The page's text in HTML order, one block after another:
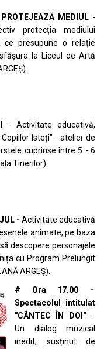
MEDIUL -
protecția mediului
ce presupune o relație
la Liceul de Artă
- Activitate educativă,
Isteți" - atelier de
cuprinse între 5 - 6
Tinerilor).
- Activitate educativă
animate, pe baza
descopere personajele
cu Program Prelungit
ARGEȘ).
# Ora 17.00 -
Spectacolul intitulat
"CÂNTEC ÎN DOI"-
Un dialog muzical
inedit, susținut de